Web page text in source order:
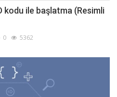
kodu ile başlatma (Resimli
0 5362